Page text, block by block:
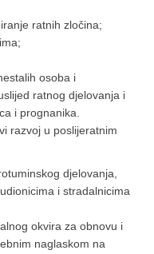
ratnih zločina;
osoba i
ratnog djelovanja i
i prognanika.
razvoj u poslijeratnim
djelovanja,
i stradalnicima
okvira za obnovu i
naglaskom na